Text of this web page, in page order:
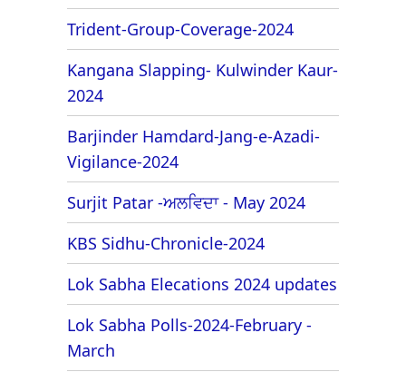
Trident-Group-Coverage-2024
Kangana Slapping- Kulwinder Kaur-
2024
Barjinder Hamdard-Jang-e-Azadi-
Vigilance-2024
Surjit Patar -ਅਲਵਿਦਾ - May 2024
KBS Sidhu-Chronicle-2024
Lok Sabha Elecations 2024 updates
Lok Sabha Polls-2024-February -
March